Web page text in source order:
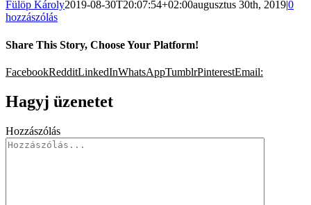
Fülöp Károly2019-08-30T20:07:54+02:00augusztus 30th, 2019|0
hozzászólás
Share This Story, Choose Your Platform!
FacebookRedditLinkedInWhatsAppTumblrPinterestEmail:
Hagyj üzenetet
Hozzászólás